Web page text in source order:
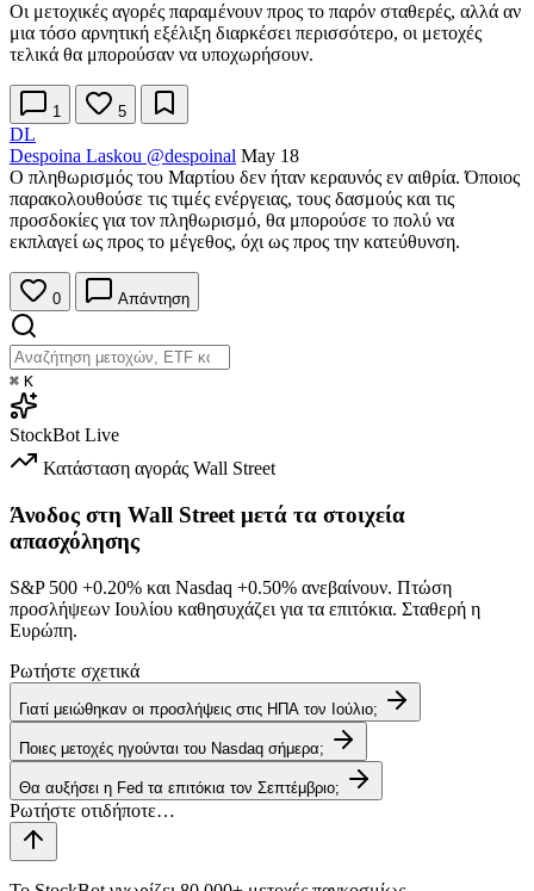
Οι μετοχικές αγορές παραμένουν προς το παρόν σταθερές, αλλά αν
μια τόσο αρνητική εξέλιξη διαρκέσει περισσότερο, οι μετοχές
τελικά θα μπορούσαν να υποχωρήσουν.
1 5
DL
Despoina Laskou @despoinal May 18
Ο πληθωρισμός του Μαρτίου δεν ήταν κεραυνός εν αιθρία. Όποιος
παρακολουθούσε τις τιμές ενέργειας, τους δασμούς και τις
προσδοκίες για τον πληθωρισμό, θα μπορούσε το πολύ να
εκπλαγεί ως προς το μέγεθος, όχι ως προς την κατεύθυνση.
0 Απάντηση
⌘ K
StockBot Live
Κατάσταση αγοράς Wall Street
Άνοδος στη Wall Street μετά τα στοιχεία
απασχόλησης
S&P 500 +0.20% και Nasdaq +0.50% ανεβαίνουν. Πτώση
προσλήψεων Ιουλίου καθησυχάζει για τα επιτόκια. Σταθερή η
Ευρώπη.
Ρωτήστε σχετικά
Γιατί μειώθηκαν οι προσλήψεις στις ΗΠΑ τον Ιούλιο;
Ποιες μετοχές ηγούνται του Nasdaq σήμερα;
Θα αυξήσει η Fed τα επιτόκια τον Σεπτέμβριο;